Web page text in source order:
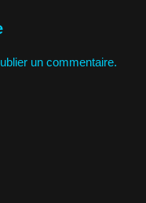
un commentaire.